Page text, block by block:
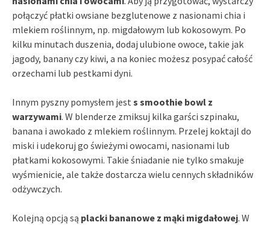
połączyć płatki owsiane bezglutenowe z nasionami chia i
mlekiem roślinnym, np. migdałowym lub kokosowym. Po
kilku minutach duszenia, dodaj ulubione owoce, takie jak
jagody, banany czy kiwi, a na koniec możesz posypać całość
orzechami lub pestkami dyni.
Innym pyszny pomysłem jest s smoothie bowl z
warzywami. W blenderze zmiksuj kilka garści szpinaku,
banana i awokado z mlekiem roślinnym. Przelej koktajl do
miski i udekoruj go świeżymi owocami, nasionami lub
płatkami kokosowymi. Takie śniadanie nie tylko smakuje
wyśmienicie, ale także dostarcza wielu cennych składników
odżywczych.
Kolejną opcją są placki bananowe z mąki migdałowej. W